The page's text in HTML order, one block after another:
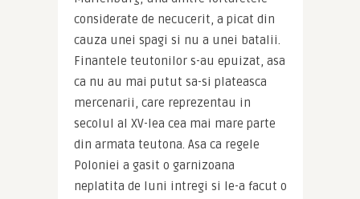
considerate de necucerit, a picat din
cauza unei spagi si nu a unei batalii.
Finantele teutonilor s-au epuizat, asa
ca nu au mai putut sa-si plateasca
mercenarii, care reprezentau in
secolul al XV-lea cea mai mare parte
din armata teutona. Asa ca regele
Poloniei a gasit o garnizoana
neplatita de luni intregi si le-a facut o